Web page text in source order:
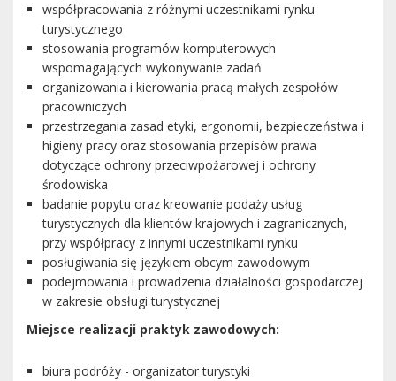
współpracowania z różnymi uczestnikami rynku
turystycznego
stosowania programów komputerowych
wspomagających wykonywanie zadań
organizowania i kierowania pracą małych zespołów
pracowniczych
przestrzegania zasad etyki, ergonomii, bezpieczeństwa i
higieny pracy oraz stosowania przepisów prawa
dotyczące ochrony przeciwpożarowej i ochrony
środowiska
badanie popytu oraz kreowanie podaży usług
turystycznych dla klientów krajowych i zagranicznych,
przy współpracy z innymi uczestnikami rynku
posługiwania się językiem obcym zawodowym
podejmowania i prowadzenia działalności gospodarczej
w zakresie obsługi turystycznej
Miejsce realizacji praktyk zawodowych:
biura podróży - organizator turystyki